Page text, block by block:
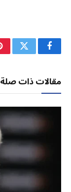
فيسبوكتويتر
مقالات ذات صلة